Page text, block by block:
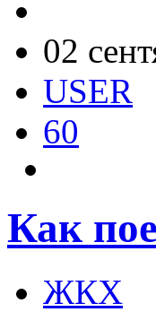
02
USER
60
Как
ЖКХ